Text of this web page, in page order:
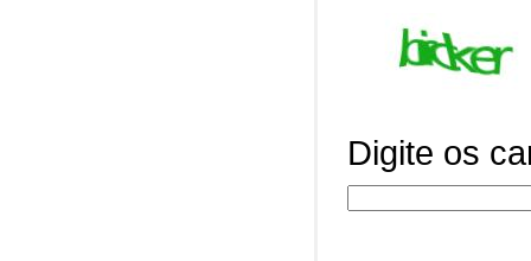
Digite os